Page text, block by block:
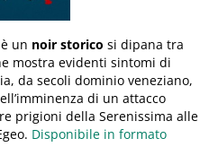
è un noir storico si dipana tra
mostra evidenti sintomi di
da secoli dominio veneziano,
di un attacco
prigioni della Serenissima alle
Disponibile in formato